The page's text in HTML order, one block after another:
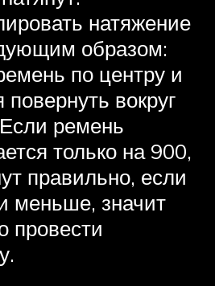
натяжение
образом:
по центру и
повернуть вокруг
ремень
только на 900,
правильно, если
меньше, значит
провести